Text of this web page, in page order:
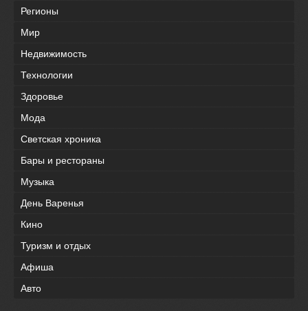
Регионы
Мир
Недвижимость
Технологии
Здоровье
Мода
Светская хроника
Бары и рестораны
Музыка
День Варенья
Кино
Туризм и отдых
Афиша
Авто